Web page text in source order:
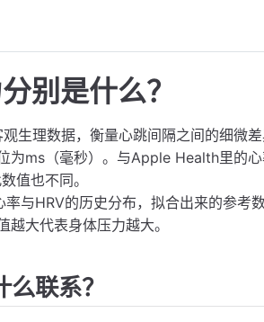
别是什么？
生理数据，衡量心跳间隔之间的细微
为ms（毫秒）。与Apple Health里的
值也不同。
与HRV的历史分布，拟合出来的参考
越大代表身体压力越大。
联系？